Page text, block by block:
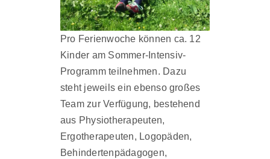
Pro Ferienwoche können ca. 12
Kinder am Sommer-Intensiv-
Programm teilnehmen. Dazu
steht jeweils ein ebenso großes
Team zur Verfügung, bestehend
aus Physiotherapeuten,
Ergotherapeuten, Logopäden,
Behindertenpädagogen,